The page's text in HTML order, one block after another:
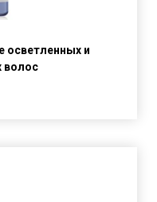
осветленных и
волос